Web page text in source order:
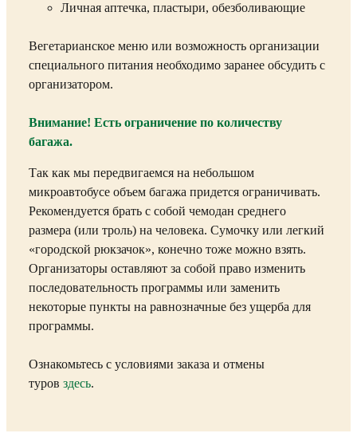
Личная аптечка, пластыри, обезболивающие
Вегетарианское меню или возможность организации
специального питания необходимо заранее обсудить с
организатором.
Внимание! Есть ограничение по количеству
багажа.
Так как мы передвигаемся на небольшом
микроавтобусе объем багажа придется ограничивать.
Рекомендуется брать с собой чемодан среднего
размера (или троль) на человека. Сумочку или легкий
«городской рюкзачок», конечно тоже можно взять.
Организаторы оставляют за собой право изменить
последовательность программы или заменить
некоторые пункты на равнозначные без ущерба для
программы.
Ознакомьтесь с условиями заказа и отмены
туров здесь.